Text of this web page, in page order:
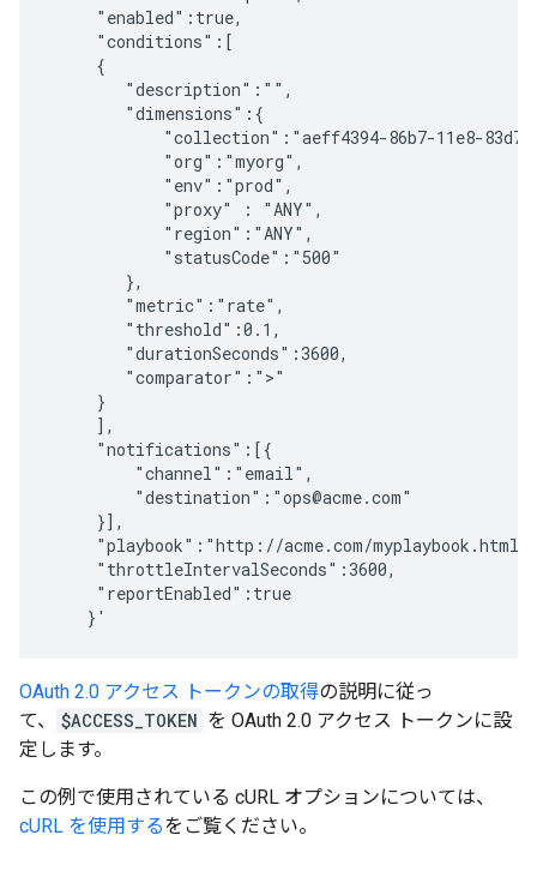
     "enabled":true,
     "conditions":[
     {
        "description":"",
        "dimensions":{
"collection":"aeff4394-86b7-11e8-
            "org":"myorg",
            "env":"prod",
            "proxy" : "ANY",
            "region":"ANY",
            "statusCode":"500"
        },
        "metric":"rate",
        "threshold":0.1,
        "durationSeconds":3600,
        "comparator":">"
     }
     ],
     "notifications":[{
         "channel":"email",
         "destination":"ops@acme.com"
     }],
"playbook":"http://acme.com/
     "throttleIntervalSeconds":3600,
     "reportEnabled":true
OAuth 2.0 アクセス トークンの取得の説明に従っ
て、
$ACCESS_TOKEN を OAuth 2.0 アクセス トークンに設
定します。
この例で使用されている cURL オプションについては、
cURL を使用するをご覧ください。